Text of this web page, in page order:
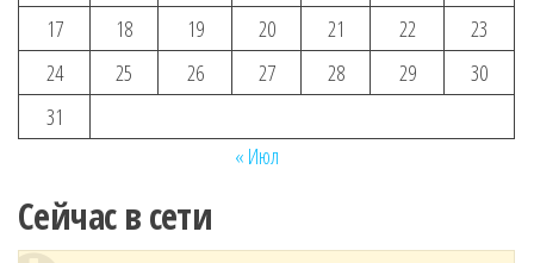
17
18 19 20 21 22
23
24
25 26 27 28 29
30
31
« Июл
Сейчас в сети